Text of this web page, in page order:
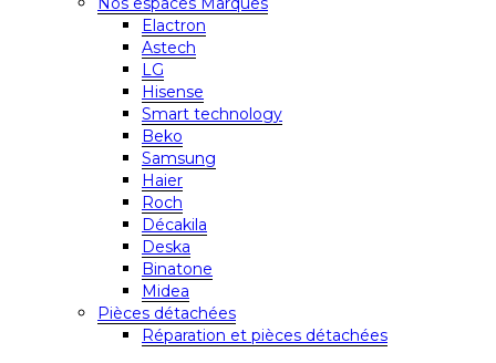
Elactron
Astech
LG
Hisense
Smart technology
Beko
Samsung
Haier
Roch
Décakila
Deska
Binatone
Midea
Pièces détachées
Réparation et pièces détachées